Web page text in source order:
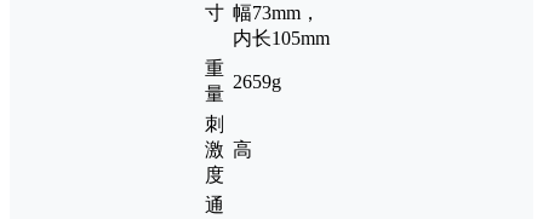
寸 幅73mm，
内长105mm
重
量
2659g
刺
激
度
高
通